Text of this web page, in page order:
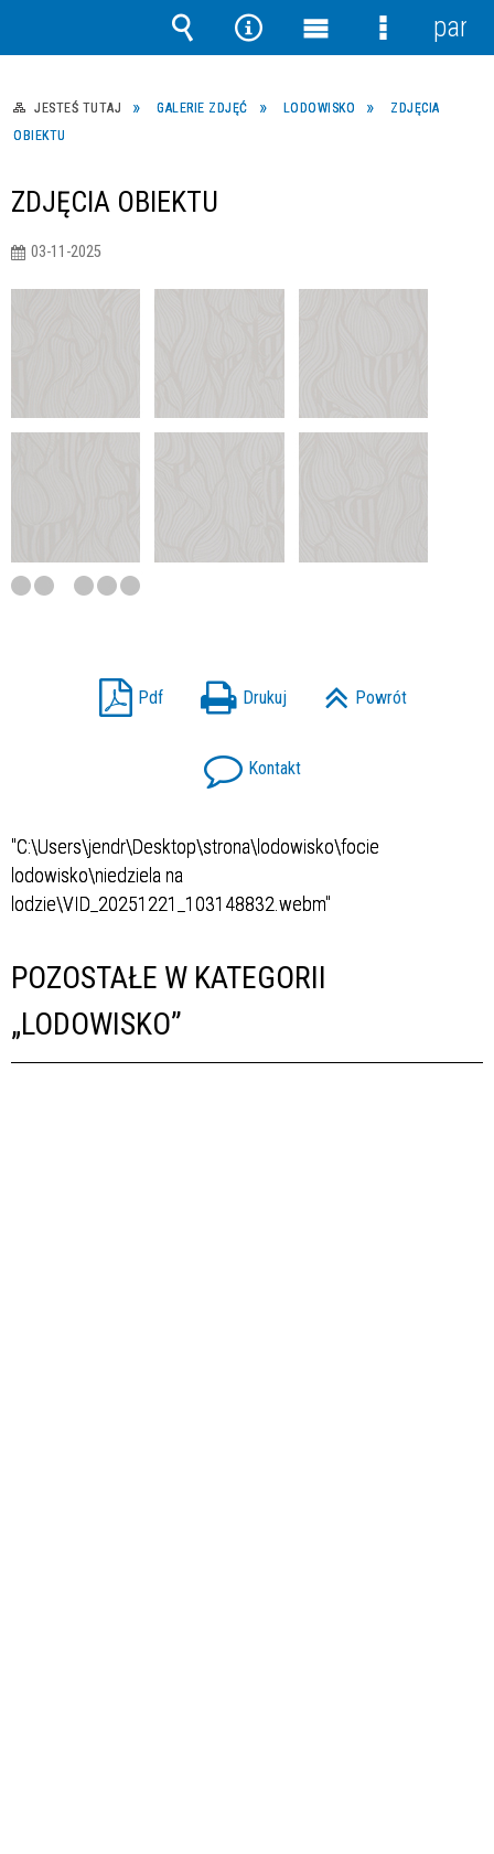
JESTEŚ TUTAJ GALERIE ZDJĘĆ LODOWISKO
ZDJĘCIA
OBIEKTU
ZDJĘCIA OBIEKTU
03-11-2025
Pdf Drukuj Powrót
Kontakt
"C:\Users\jendr\Desktop\strona\lodowisko\focie
lodowisko\niedziela na
lodzie\VID_20251221_103148832.webm"
POZOSTAŁE W KATEGORII
„LODOWISKO”
Wyszukiwarka
Narzędzia
Menu Menu
panel